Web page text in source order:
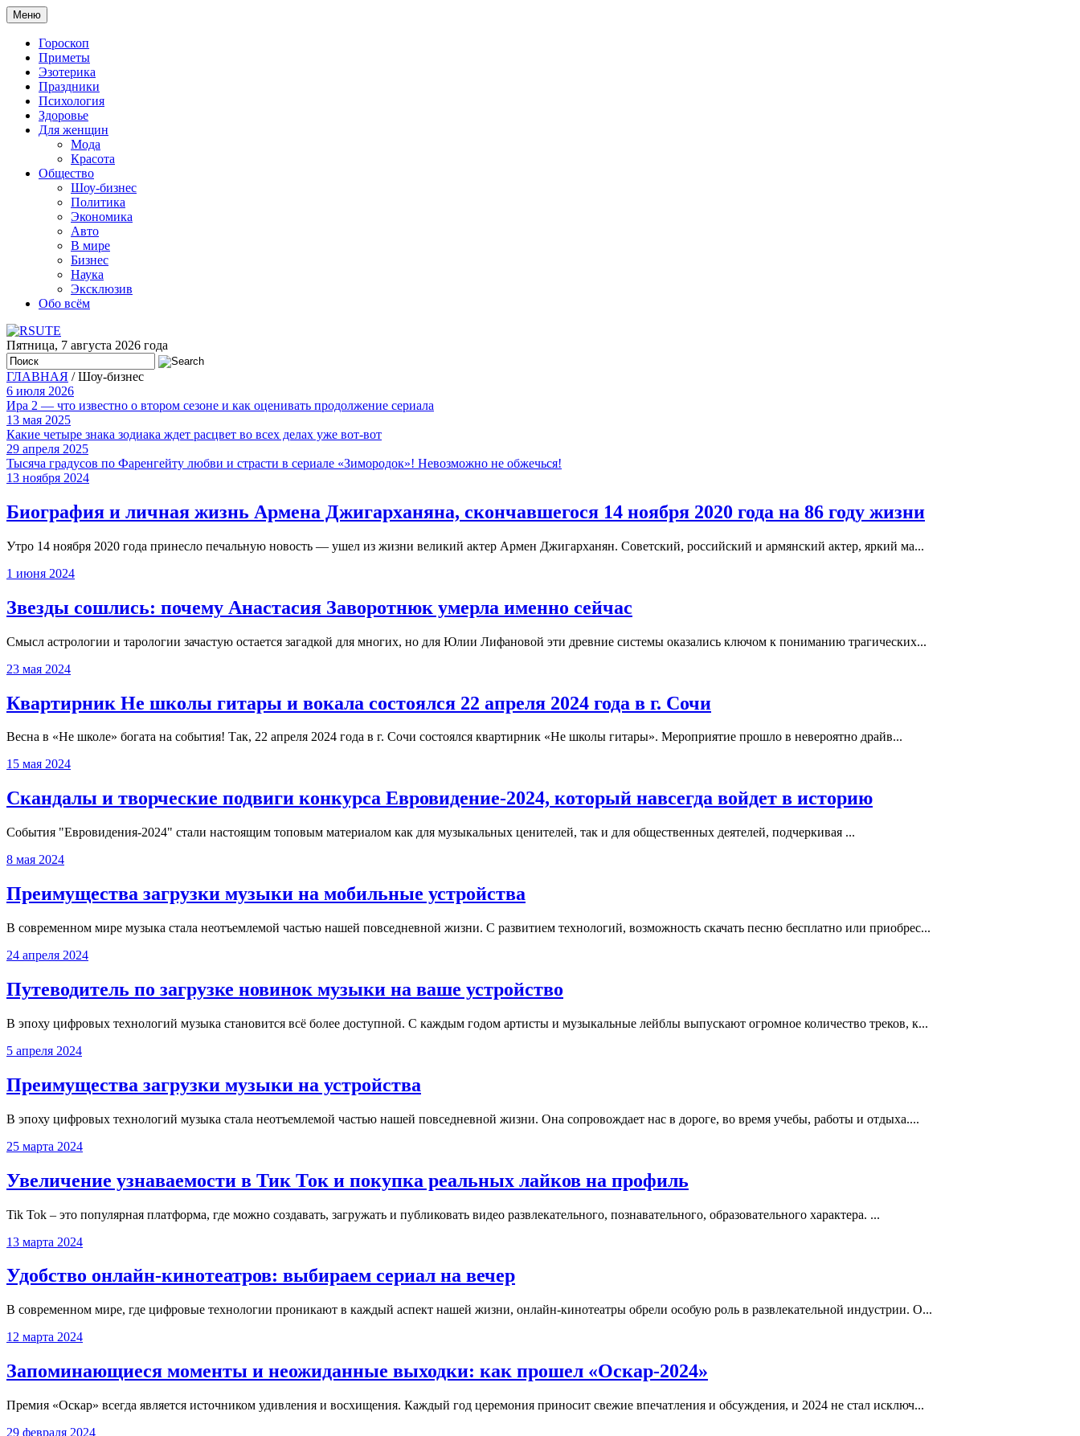
Меню
Гороскоп
Приметы
Эзотерика
Праздники
Психология
Здоровье
Для женщин
Мода
Красота
Общество
Шоу-бизнес
Политика
Экономика
Авто
В мире
Бизнес
Наука
Эксклюзив
Обо всём
Пятница, 7 августа 2026 года
ГЛАВНАЯ /Шоу-бизнес
6 июля 2026
Ира 2 — что известно о втором сезоне и как оценивать продолжение сериала
13 мая 2025
Какие четыре знака зодиака ждет расцвет во всех делах уже вот-вот
29 апреля 2025
Тысяча градусов по Фаренгейту любви и страсти в сериале «Зимородок»! Невозможно не обжечься!
13 ноября 2024
Биография и личная жизнь Армена Джигарханяна, скончавшегося 14 ноября 2020 года на 86 году жизни
Утро 14 ноября 2020 года принесло печальную новость — ушел из жизни великий актер Армен Джигарханян. Советский, российский и армянский актер, яркий ма...
1 июня 2024
Звезды сошлись: почему Анастасия Заворотнюк умерла именно сейчас
Смысл астрологии и тарологии зачастую остается загадкой для многих, но для Юлии Лифановой эти древние системы оказались ключом к пониманию трагических...
23 мая 2024
Квартирник Не школы гитары и вокала состоялся 22 апреля 2024 года в г. Сочи
Весна в «Не школе» богата на события! Так, 22 апреля 2024 года в г. Сочи состоялся квартирник «Не школы гитары». Мероприятие прошло в невероятно драйв...
15 мая 2024
Скандалы и творческие подвиги конкурса Евровидение-2024, который навсегда войдет в историю
События "Евровидения-2024" стали настоящим топовым материалом как для музыкальных ценителей, так и для общественных деятелей, подчеркивая ...
8 мая 2024
Преимущества загрузки музыки на мобильные устройства
В современном мире музыка стала неотъемлемой частью нашей повседневной жизни. С развитием технологий, возможность скачать песню бесплатно или приобрес...
24 апреля 2024
Путеводитель по загрузке новинок музыки на ваше устройство
В эпоху цифровых технологий музыка становится всё более доступной. С каждым годом артисты и музыкальные лейблы выпускают огромное количество треков, к...
5 апреля 2024
Преимущества загрузки музыки на устройства
В эпоху цифровых технологий музыка стала неотъемлемой частью нашей повседневной жизни. Она сопровождает нас в дороге, во время учебы, работы и отдыха....
25 марта 2024
Увеличение узнаваемости в Тик Ток и покупка реальных лайков на профиль
Tik Tok – это популярная платформа, где можно создавать, загружать и публиковать видео развлекательного, познавательного, образовательного характера. ...
13 марта 2024
Удобство онлайн-кинотеатров: выбираем сериал на вечер
В современном мире, где цифровые технологии проникают в каждый аспект нашей жизни, онлайн-кинотеатры обрели особую роль в развлекательной индустрии. О...
12 марта 2024
Запоминающиеся моменты и неожиданные выходки: как прошел «Оскар-2024»
Премия «Оскар» всегда является источником удивления и восхищения. Каждый год церемония приносит свежие впечатления и обсуждения, и 2024 не стал исключ...
29 февраля 2024